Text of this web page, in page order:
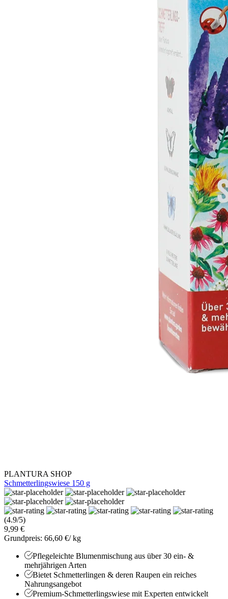
PLANTURA SHOP
Schmetterlingswiese 150 g
(4.9/5)
9,99 €
Grundpreis: 66,60 €/ kg
Pflegeleichte Blumenmischung aus über 30 ein- &
mehrjährigen Arten
Bietet Schmetterlingen & deren Raupen ein reiches
Nahrungsangebot
Premium-Schmetterlingswiese mit Experten entwickelt